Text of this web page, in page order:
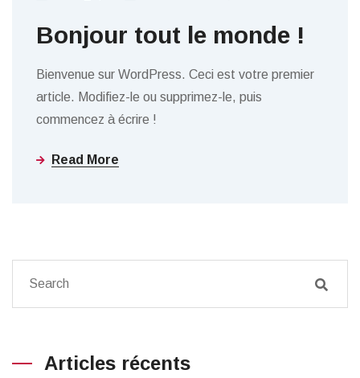
Bonjour tout le monde !
Bienvenue sur WordPress. Ceci est votre premier
article. Modifiez-le ou supprimez-le, puis
commencez à écrire !
Read More
Articles récents